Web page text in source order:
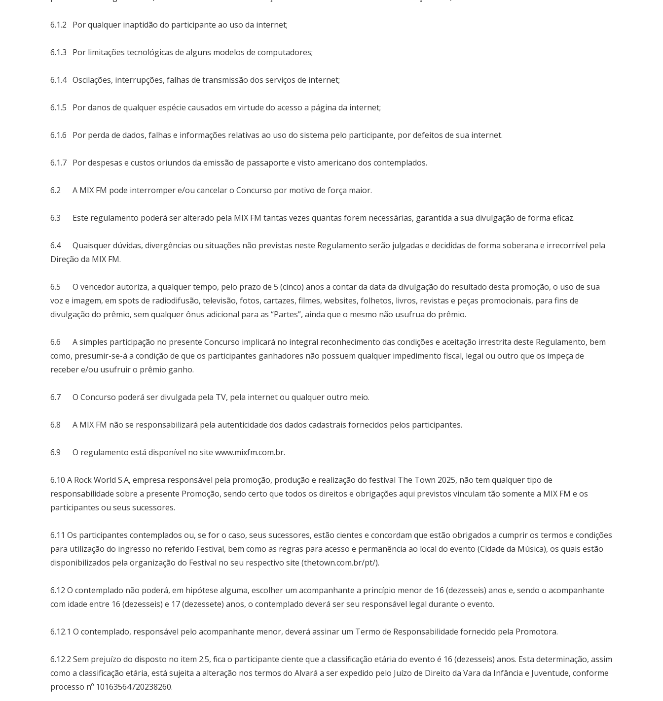
6.1.2 Por qualquer inaptidão do participante ao uso da internet;
6.1.3 Por limitações tecnológicas de alguns modelos de computadores;
6.1.4 Oscilações, interrupções, falhas de transmissão dos serviços de internet;
6.1.5 Por danos de qualquer espécie causados em virtude do acesso a página da internet;
6.1.6 Por perda de dados, falhas e informações relativas ao uso do sistema pelo participante, por defeitos de sua internet.
6.1.7 Por despesas e custos oriundos da emissão de passaporte e visto americano dos contemplados.
6.2 A MIX FM pode interromper e/ou cancelar o Concurso por motivo de força maior.
6.3 Este regulamento poderá ser alterado pela MIX FM tantas vezes quantas forem necessárias, garantida a sua divulgação de forma eficaz.
6.4 Quaisquer dúvidas, divergências ou situações não previstas neste Regulamento serão julgadas e decididas de forma soberana e irrecorrível pela
Direção da MIX FM.
6.5 O vencedor autoriza, a qualquer tempo, pelo prazo de 5 (cinco) anos a contar da data da divulgação do resultado desta promoção, o uso de sua
voz e imagem, em spots de radiodifusão, televisão, fotos, cartazes, filmes, websites, folhetos, livros, revistas e peças promocionais, para fins de
divulgação do prêmio, sem qualquer ônus adicional para as “Partes”, ainda que o mesmo não usufrua do prêmio.
6.6 A simples participação no presente Concurso implicará no integral reconhecimento das condições e aceitação irrestrita deste Regulamento, bem
como, presumir-se-á a condição de que os participantes ganhadores não possuem qualquer impedimento fiscal, legal ou outro que os impeça de
receber e/ou usufruir o prêmio ganho.
6.7 O Concurso poderá ser divulgada pela TV, pela internet ou qualquer outro meio.
6.8 A MIX FM não se responsabilizará pela autenticidade dos dados cadastrais fornecidos pelos participantes.
6.9 O regulamento está disponível no site www.mixfm.com.br.
6.10 A Rock World S.A, empresa responsável pela promoção, produção e realização do festival The Town 2025, não tem qualquer tipo de
responsabilidade sobre a presente Promoção, sendo certo que todos os direitos e obrigações aqui previstos vinculam tão somente a MIX FM e os
participantes ou seus sucessores.
6.11 Os participantes contemplados ou, se for o caso, seus sucessores, estão cientes e concordam que estão obrigados a cumprir os termos e condições
para utilização do ingresso no referido Festival, bem como as regras para acesso e permanência ao local do evento (Cidade da Música), os quais estão
disponibilizados pela organização do Festival no seu respectivo site (thetown.com.br/pt/).
6.12 O contemplado não poderá, em hipótese alguma, escolher um acompanhante a princípio menor de 16 (dezesseis) anos e, sendo o acompanhante
com idade entre 16 (dezesseis) e 17 (dezessete) anos, o contemplado deverá ser seu responsável legal durante o evento.
6.12.1 O contemplado, responsável pelo acompanhante menor, deverá assinar um Termo de Responsabilidade fornecido pela Promotora.
6.12.2 Sem prejuízo do disposto no item 2.5, fica o participante ciente que a classificação etária do evento é 16 (dezesseis) anos. Esta determinação, assim
como a classificação etária, está sujeita a alteração nos termos do Alvará a ser expedido pelo Juízo de Direito da Vara da Infância e Juventude, conforme
processo nº 10163564720238260.